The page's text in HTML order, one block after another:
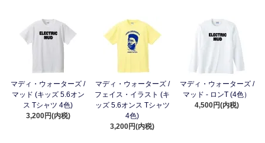
マディ・ウォーターズ /
マッド (キッズ 5.6オン
ス Tシャツ 4色)
3,200円(内税)
マディ・ウォーターズ /
フェイス・イラスト (キ
ッズ 5.6オンス Tシャツ
4色)
3,200円(内税)
マディ・ウォーターズ /
マッド - ロンT (4色）
4,500円(内税)